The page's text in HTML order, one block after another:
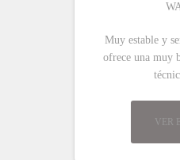
Muy estable y
ofrece una muy
VER